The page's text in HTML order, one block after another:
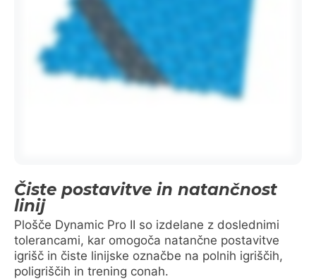
Čiste postavitve in natančnost
linij
Plošče Dynamic Pro II so izdelane z doslednimi
tolerancami, kar omogoča natančne postavitve
igrišč in čiste linijske označbe na polnih igriščih,
poligriščih in trening conah.